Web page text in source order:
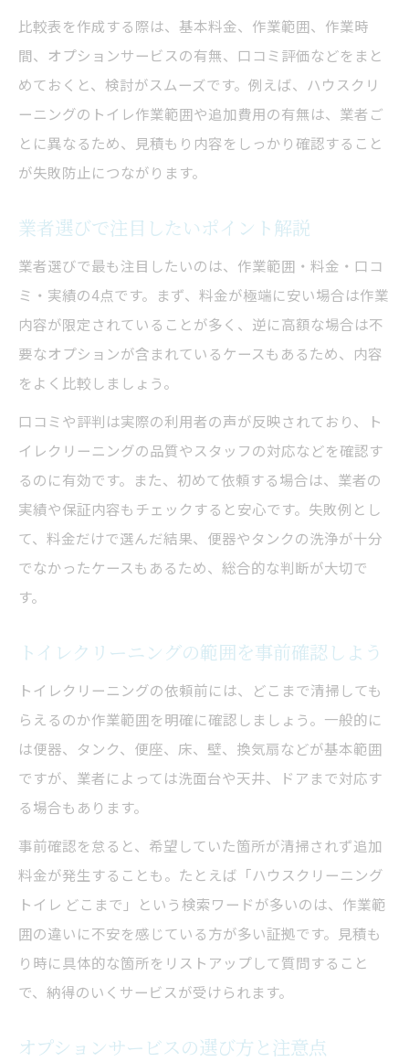
比較表を作成する際は、基本料金、作業範囲、作業時
間、オプションサービスの有無、口コミ評価などをまと
めておくと、検討がスムーズです。例えば、ハウスクリ
ーニングのトイレ作業範囲や追加費用の有無は、業者ご
とに異なるため、見積もり内容をしっかり確認すること
が失敗防止につながります。
業者選びで注目したいポイント解説
業者選びで最も注目したいのは、作業範囲・料金・口コ
ミ・実績の4点です。まず、料金が極端に安い場合は作業
内容が限定されていることが多く、逆に高額な場合は不
要なオプションが含まれているケースもあるため、内容
をよく比較しましょう。
口コミや評判は実際の利用者の声が反映されており、ト
イレクリーニングの品質やスタッフの対応などを確認す
るのに有効です。また、初めて依頼する場合は、業者の
実績や保証内容もチェックすると安心です。失敗例とし
て、料金だけで選んだ結果、便器やタンクの洗浄が十分
でなかったケースもあるため、総合的な判断が大切で
す。
トイレクリーニングの範囲を事前確認しよう
トイレクリーニングの依頼前には、どこまで清掃しても
らえるのか作業範囲を明確に確認しましょう。一般的に
は便器、タンク、便座、床、壁、換気扇などが基本範囲
ですが、業者によっては洗面台や天井、ドアまで対応す
る場合もあります。
事前確認を怠ると、希望していた箇所が清掃されず追加
料金が発生することも。たとえば「ハウスクリーニング
トイレ どこまで」という検索ワードが多いのは、作業範
囲の違いに不安を感じている方が多い証拠です。見積も
り時に具体的な箇所をリストアップして質問すること
で、納得のいくサービスが受けられます。
オプションサービスの選び方と注意点